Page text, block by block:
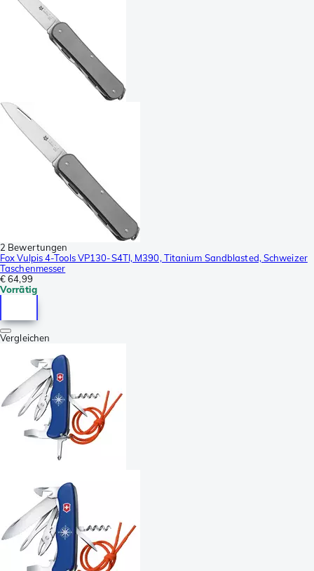
2 Bewertungen
Fox Vulpis 4-Tools VP130-S4TI, M390, Titanium Sandblasted, Schweizer
Taschenmesser
€ 64,99
Vorrätig
Vergleichen